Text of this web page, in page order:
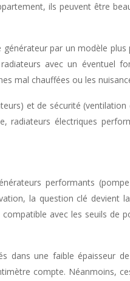
ils peuvent être
par un modèle
avec un éventuel
mal chauffées ou les
et de sécurité
radiateurs électriques
performants
la question clé devient
avec les seuils de
dans une faible épaisseur
compte. Néanmoins,